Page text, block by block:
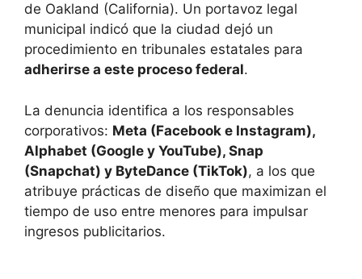
de Oakland (California). Un portavoz legal
municipal indicó que la ciudad dejó un
procedimiento en tribunales estatales para
adherirse a este proceso federal.
La denuncia identifica a los responsables
corporativos: Meta (Facebook e Instagram),
Alphabet (Google y YouTube), Snap
(Snapchat) y ByteDance (TikTok), a los que
atribuye prácticas de diseño que maximizan el
tiempo de uso entre menores para impulsar
ingresos publicitarios.